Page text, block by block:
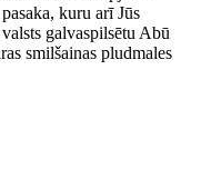
kuru arī Jūs
galvaspilsētu Abū
smilšainas pludmales